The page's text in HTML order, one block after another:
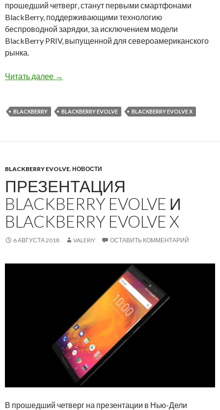
прошедший четверг, станут первыми смартфонами
BlackBerry, поддерживающими технологию
беспроводной зарядки, за исключением модели
BlackBerry PRIV, выпущенной для североамериканского
рынка.
Читать далее Тизер беспроводной зарядки для BlackBerry
→
BLACKBERRY BLACKBERRY EVOLVE BLACKBERRY EVOLVE Х
BLACKBERRY EVOLVE, НОВОСТИ
ПРЕЗЕНТАЦИЯ
BLACKBERRY EVOLVE И
BLACKBERRY EVOLVE X
6 АВГУСТА 2018 VALERIY ОСТАВИТЬ КОММЕНТАРИЙ
В прошедший четверг на презентации в Нью-Дели